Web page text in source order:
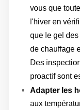
vous que
l'hiver en
que le gel
de chauffage
Des
proactif sont
Adapter les
aux